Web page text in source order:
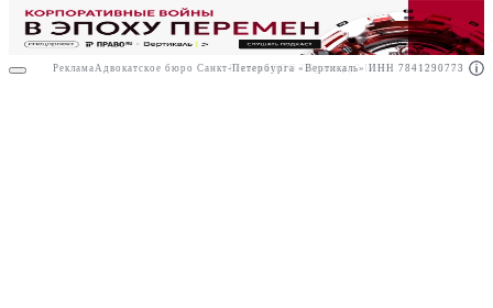
РекламаООО "Право.ру" ИНН: 7704835288
Реклама Адвокатское бюро Санкт-Петербурга «Вертикаль» ИНН 7841290773